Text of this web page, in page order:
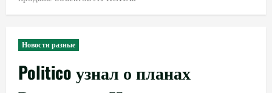
Новости разные
Politico узнал о планах